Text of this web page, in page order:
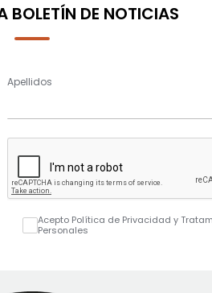
BOLETÍN DE NOTICIAS
Apellidos
Acepto Política de Privacidad y
Personales